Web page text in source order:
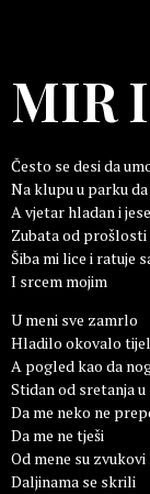
MIR
Često se desi da
Na klupu u parku
A vjetar hladan i
Zubata od prošlosti
Šiba mi lice i ratuje
I srcem mojim
U meni sve zamrlo
Hladilo okovalo
A pogled kao da
Stidan od sretanja
Da me neko ne
Da me ne tješi
Od mene su
Daljinama se skrili